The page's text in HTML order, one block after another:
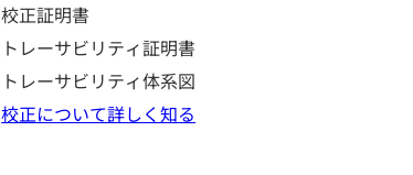
校正証明書
トレーサビリティ証明書
トレーサビリティ体系図
校正について詳しく知る